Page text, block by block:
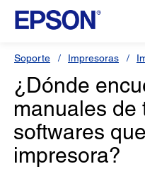
Soporte Impresoras
¿Dónde
manuales de
softwares
impresora?